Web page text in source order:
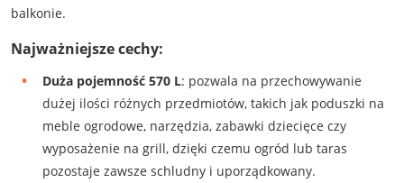
balkonie.
Najważniejsze cechy:
Duża pojemność 570 L: pozwala na przechowywanie
dużej ilości różnych przedmiotów, takich jak poduszki na
meble ogrodowe, narzędzia, zabawki dziecięce czy
wyposażenie na grill, dzięki czemu ogród lub taras
pozostaje zawsze schludny i uporządkowany.